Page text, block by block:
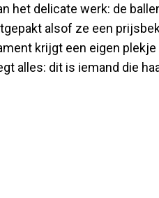
het delicate werk: de
alsof ze een
krijgt een eigen
alles: dit is iemand die